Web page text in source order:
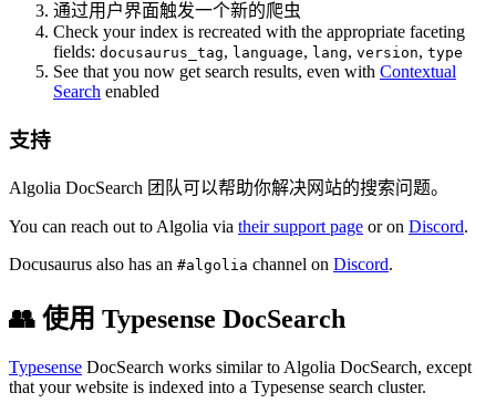
通过用户界面触发一个新的爬虫
Check your index is recreated with the appropriate faceting
fields: docusaurus_tag, language, lang, version, type
See that you now get search results, even with Contextual
Search enabled
支持
Algolia DocSearch 团队可以帮助你解决网站的搜索问题。
You can reach out to Algolia via their support page or on Discord.
Docusaurus also has an #algolia channel on Discord.
👥 使用 Typesense DocSearch
Typesense DocSearch works similar to Algolia DocSearch, except
that your website is indexed into a Typesense search cluster.